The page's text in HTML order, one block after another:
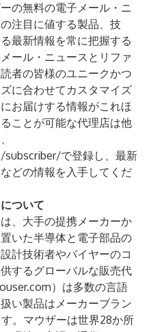
の無料の電子メール・ニ
注目に値する製品、技
最新情報を常に把握する
ール・ニュースとリファ
者の皆様のユニークかつ
に合わせてカスタマイズ
お届けする情報がこれほ
ことが可能な代理店は他
subscriber/で登録し、最新
どの情報を入手してくだ
ついて
、大手の提携メーカーか
いた半導体と電子部品の
計技術者やバイヤーのコ
するグローバルな販売代
）は多数の言語
い製品はメーカーブラン
。マウザーは世界28か所